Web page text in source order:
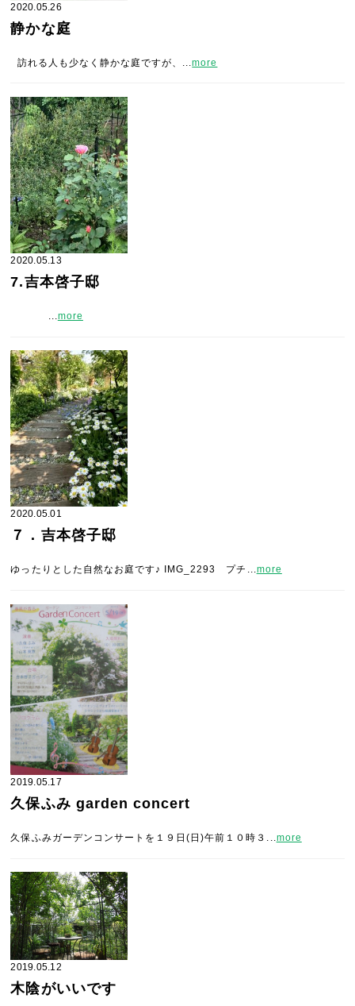
2020.05.26
静かな庭
訪れる人も少なく静かな庭ですが、...more
2020.05.13
7.吉本啓子邸
more
2020.05.01
７．吉本啓子邸
ゆったりとした自然なお庭です♪ IMG_2293 プチ...more
2019.05.17
久保ふみ garden concert
久保ふみガーデンコンサートを１９日(日)午前１０時３... more
2019.05.12
木陰がいいです